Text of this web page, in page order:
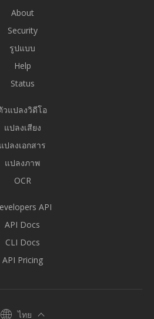
About
Security
รูปแบบ
Help
Status
วแปลงวิดีโอ
แปลงเสียง
แปลงเอกสาร
แปลงภาพ
OCR
API
API Docs
CLI Docs
API Pricing
ไทย